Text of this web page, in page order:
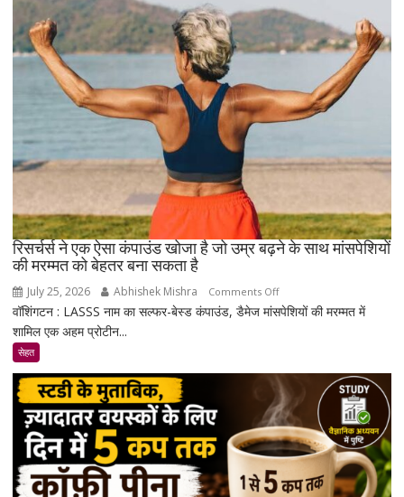
सावधान
!
रिसर्चर्स ने एक ऐसा कंपाउंड खोजा है जो उम्र बढ़ने के साथ मांसपेशियों
की मरम्मत को बेहतर बना सकता है
July 25, 2026 Abhishek Mishra Comments Offon
रिसर्चर्स
ऐसा
कंपाउंड
खोजा
है
जो
बढ़ने
वॉशिंगटन : LASSS नाम का सल्फर-बेस्ड कंपाउंड, डैमेज मांसपेशियों की मरम्मत में
शामिल एक अहम प्रोटीन...
सेहत